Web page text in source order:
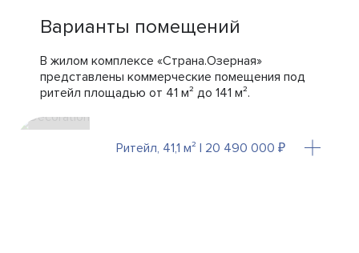
Варианты помещений
В жилом комплексе «Страна.Озерная»
представлены коммерческие помещения под
ритейл площадью от 41 м² до 141 м².
Ритейл, 41,1 м² | 20 490 000 ₽